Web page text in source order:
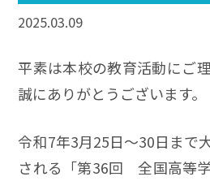
2025.03.09
平素は本校の教育活動にご
誠にありがとうございます。
令和7年3月25日～30日まで
される「第36回 全国高等